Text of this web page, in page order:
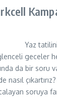
Yaz
geceler
da bir soru
nasıl
soruya